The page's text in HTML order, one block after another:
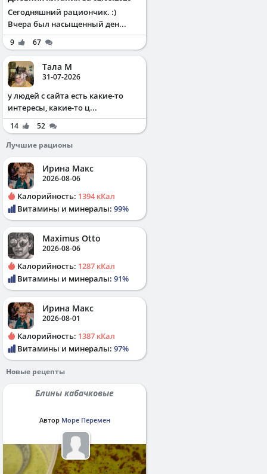
Сегодняшний рациончик. :)
Вчера был насыщенный ден...
9 67
Тала М
31-07-2026
у людей с сайта есть какие-то
интересы, какие-то ц...
14
52
Лучшие рационы
Ирина Макс
2026-08-06
Калорийность: 1394 кКал
Витамины и минералы: 99%
Maximus Otto
2026-08-06
Калорийность: 1287 кКал
Витамины и минералы: 91%
Ирина Макс
2026-08-01
Калорийность: 1387 кКал
Витамины и минералы: 97%
Новые рецепты
Блины кабачковые
Автор Море Перемен